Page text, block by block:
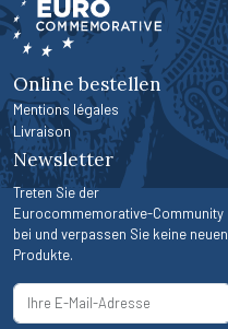
Online bestellen
Mentions légales
Livraison
Newsletter
Treten Sie der
Eurocommemorative-Community
bei und verpassen Sie keine neuen
Produkte.